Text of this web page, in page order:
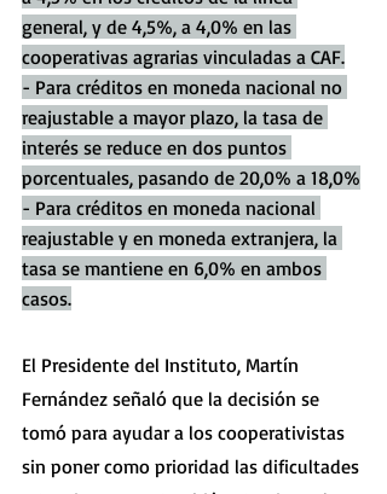
general, y de 4,5%, a 4,0% en las
cooperativas agrarias vinculadas a CAF.
- Para créditos en moneda nacional no
reajustable a mayor plazo, la tasa de
interés se reduce en dos puntos
porcentuales, pasando de 20,0% a 18,0%
- Para créditos en moneda nacional
reajustable y en moneda extranjera, la
tasa se mantiene en 6,0% en ambos
casos.
El Presidente del Instituto, Martín
Fernández señaló que la decisión se
tomó para ayudar a los cooperativistas
sin poner como prioridad las dificultades